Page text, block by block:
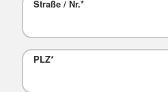
Straße / Nr.*
PLZ*